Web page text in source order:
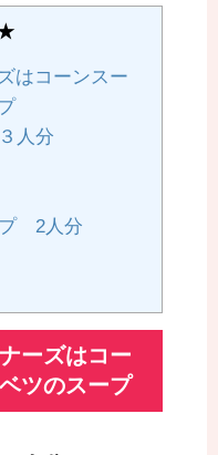
はコーンスー
人分
プ 2人分
ーズはコー
ツのスープ